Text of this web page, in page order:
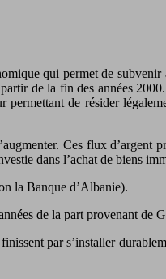
qui permet de
de la fin des années
de résider
Ces flux d’argent
dans l’achat de biens
la Banque d’Albanie).
de la part provenant de
par s’installer